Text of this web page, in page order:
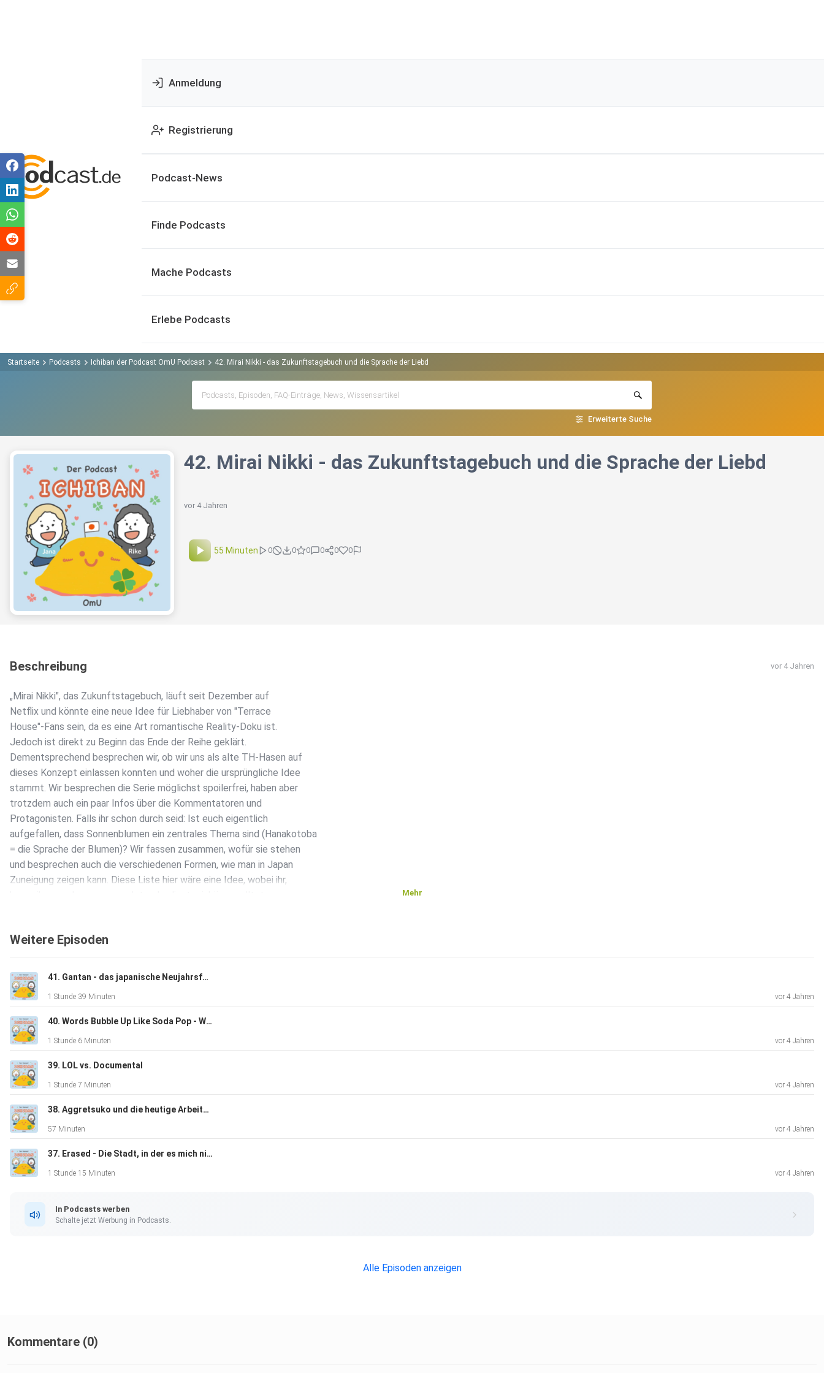
Anmeldung
Registrierung
Podcast-News
Finde Podcasts
Mache Podcasts
Erlebe Podcasts
Startseite Podcasts Ichiban der Podcast OmU Podcast 42. Mirai Nikki - das Zukunftstagebuch und die Sprache der Liebd
Erweiterte Suche
42. Mirai Nikki - das Zukunftstagebuch und die Sprache der Liebd
vor 4 Jahren
55 Minuten 0 0 0 0 0 0
Beschreibung vor 4 Jahren
„Mirai Nikki", das Zukunftstagebuch, läuft seit Dezember auf
Netflix und könnte eine neue Idee für Liebhaber von "Terrace
House"-Fans sein, da es eine Art romantische Reality-Doku ist.
Jedoch ist direkt zu Beginn das Ende der Reihe geklärt.
Dementsprechend besprechen wir, ob wir uns als alte TH-Hasen auf
dieses Konzept einlassen konnten und woher die ursprüngliche Idee
stammt. Wir besprechen die Serie möglichst spoilerfrei, haben aber
trotzdem auch ein paar Infos über die Kommentatoren und
Protagonisten. Falls ihr schon durch seid: Ist euch eigentlich
aufgefallen, dass Sonnenblumen ein zentrales Thema sind (Hanakotoba
= die Sprache der Blumen)? Wir fassen zusammen, wofür sie stehen
und besprechen auch die verschiedenen Formen, wie man in Japan
Zuneigung zeigen kann. Diese Liste hier wäre eine Idee, wobei ihr,
あなたを愛しています。(あなたをあいしています。) 2. あなたに夢中です。(あなた に むちゅう です。) 3.
…大好き！(…だいすき！) 7. 私はあなたが大好きです。(わたしは あなたが だいすき です。) 8.
僕/私のこと好き？(ぼく/わたしの こと すき？) 9. 愛してるよ。(あいしてる よ。) 10. まだ好きだ。(まだ すき だ。)
11. 結婚してください。(けっこん して ください。)
Mehr
Weitere Episoden
41. Gantan - das japanische Neujahrsfest
1 Stunde 39 Minuten vor 4 Jahren
40. Words Bubble Up Like Soda Pop - Wissenswertes über Haikus
1 Stunde 6 Minuten vor 4 Jahren
39. LOL vs. Documental
1 Stunde 7 Minuten vor 4 Jahren
38. Aggretsuko und die heutige Arbeitswelt Japans
57 Minuten vor 4 Jahren
37. Erased - Die Stadt, in der es mich nicht gab
1 Stunde 15 Minuten vor 4 Jahren
In Podcasts werben
Schalte jetzt Werbung in Podcasts.
Alle Episoden anzeigen
Kommentare (0)